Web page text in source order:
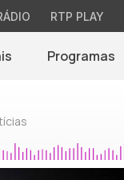
RTP PLAY
Programas